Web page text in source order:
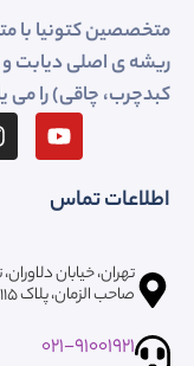
متخصصین کتونیا با
ریشه ی اصلی دیابت
کبدچرب، چاقی) را می
اطلاعات تماس
تهران، خیابان
صاحب الزمان، پلاک ۱۱۵، واحد ۷، آسانسور ۱، طبقه 1، کدپستی: ۱۶۸۶۶۱۴۵۷۱
021-91001921